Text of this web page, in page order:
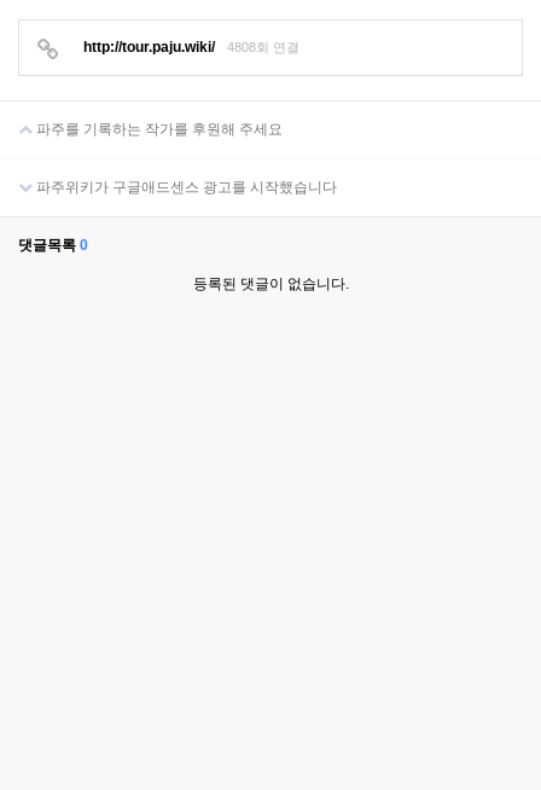
http://tour.paju.wiki/ 4808회 연결
파주를 기록하는 작가를 후원해 주세요
파주위키가 구글애드센스 광고를 시작했습니다
댓글목록 0
등록된 댓글이 없습니다.